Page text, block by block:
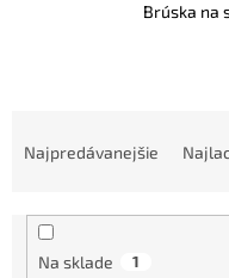
Brúska na
Najpredávanejšie
Na sklade 1